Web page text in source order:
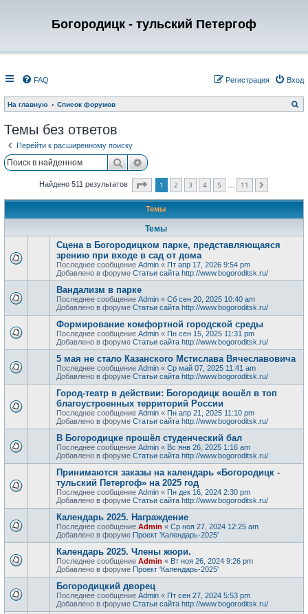
Богородицк - тульский Петергоф
FAQ Вход
Регистрация
На главную Список форумов
о
Темы без ответов
Перейти к расширенному поиску
ПоискРасширенный поиск
Найдено 511 результатов Страница из
1 2 3 4 5 11
Темы
Темы
Сцена в Богородицком парке, представляющаяся
зрению при входе в сад от дома
Последнее сообщение Admin « Пт апр 17, 2026 9:54 pm
Добавлено в форуме Статьи сайта http://www.bogoroditsk.ru/
Вандализм в парке
Последнее сообщение Admin « Сб сен 20, 2025 10:40 am
Добавлено в форуме Статьи сайта http://www.bogoroditsk.ru/
Формирование комфортной городской среды
Последнее сообщение Admin « Пн сен 15, 2025 11:31 pm
Добавлено в форуме Статьи сайта http://www.bogoroditsk.ru/
5 мая не стало Казанского Мстислава Вячеславовича
Последнее сообщение Admin « Ср май 07, 2025 11:41 am
Добавлено в форуме Статьи сайта http://www.bogoroditsk.ru/
Город-театр в действии: Богородицк вошёл в топ
благоустроенных территорий России
Последнее сообщение Admin « Пн апр 21, 2025 11:10 pm
Добавлено в форуме Статьи сайта http://www.bogoroditsk.ru/
В Богородицке прошёл студенческий бал
Последнее сообщение Admin « Вс янв 26, 2025 1:16 am
Добавлено в форуме Статьи сайта http://www.bogoroditsk.ru/
Принимаются заказы на календарь «Богородицк -
тульский Петергоф» на 2025 год
Последнее сообщение Admin « Пн дек 16, 2024 2:30 pm
Добавлено в форуме Статьи сайта http://www.bogoroditsk.ru/
Календарь 2025. Награждение
Последнее сообщение Admin « Ср ноя 27, 2024 12:25 am
Добавлено в форуме Проект 'Календарь-2025'
Календарь 2025. Члены жюри.
Последнее сообщение Admin « Вт ноя 26, 2024 9:26 pm
Добавлено в форуме Проект 'Календарь-2025'
Богородицкий дворец
Последнее сообщение Admin « Пт сен 27, 2024 5:53 pm
Добавлено в форуме Статьи сайта http://www.bogoroditsk.ru/